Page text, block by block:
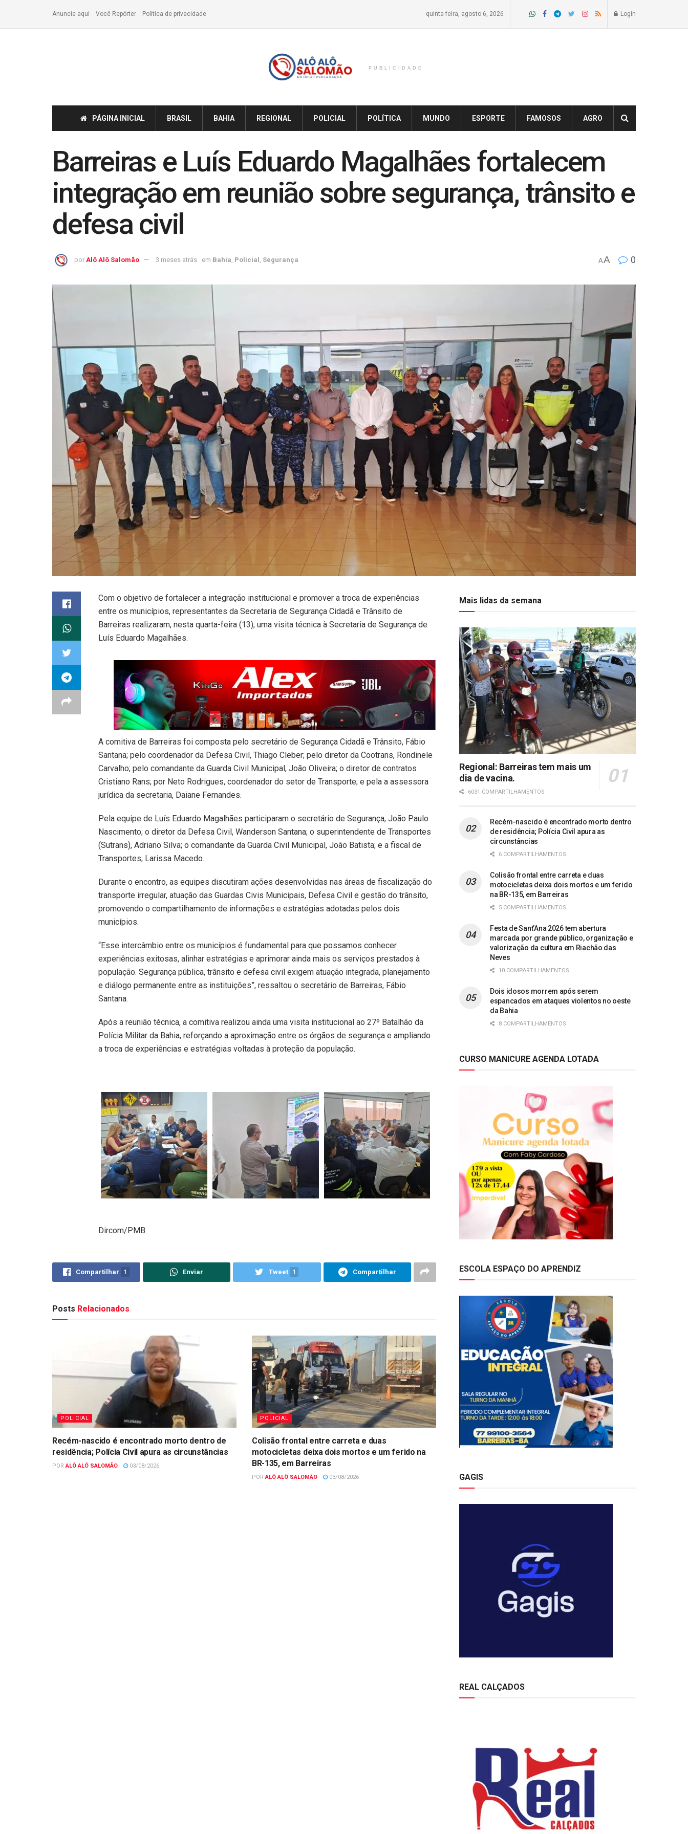
Anuncie aqui Você Repórter Política de privacidade quinta-feira, agosto 6, 2026 Login
PUBLICIDADE
PÁGINA INICIAL BRASIL BAHIA REGIONAL POLICIAL POLÍTICA MUNDO ESPORTE FAMOSOS AGRO
Barreiras e Luís Eduardo Magalhães fortalecem
integração em reunião sobre segurança, trânsito e
defesa civil
por Alô Alô Salomão 3 meses atrás em Bahia, Policial , Segurança AA 0
Com o objetivo de fortalecer a integração institucional e promover a troca de experiências
entre os municípios, representantes da Secretaria de Segurança Cidadã e Trânsito de
Barreiras realizaram, nesta quarta-feira (13), uma visita técnica à Secretaria de Segurança de
Luís Eduardo Magalhães.
A comitiva de Barreiras foi composta pelo secretário de Segurança Cidadã e Trânsito, Fábio
Santana; pelo coordenador da Defesa Civil, Thiago Cleber; pelo diretor da Cootrans, Rondinele
Carvalho; pelo comandante da Guarda Civil Municipal, João Oliveira; o diretor de contratos
Cristiano Rans; por Neto Rodrigues, coordenador do setor de Transporte; e pela a assessora
jurídica da secretaria, Daiane Fernandes.
Pela equipe de Luís Eduardo Magalhães participaram o secretário de Segurança, João Paulo
Nascimento; o diretor da Defesa Civil, Wanderson Santana; o superintendente de Transportes
(Sutrans), Adriano Silva; o comandante da Guarda Civil Municipal, João Batista; e a fiscal de
Transportes, Larissa Macedo.
Durante o encontro, as equipes discutiram ações desenvolvidas nas áreas de fiscalização do
transporte irregular, atuação das Guardas Civis Municipais, Defesa Civil e gestão do trânsito,
promovendo o compartilhamento de informações e estratégias adotadas pelos dois
municípios.
“Esse intercâmbio entre os municípios é fundamental para que possamos conhecer
experiências exitosas, alinhar estratégias e aprimorar ainda mais os serviços prestados à
população. Segurança pública, trânsito e defesa civil exigem atuação integrada, planejamento
e diálogo permanente entre as instituições”, ressaltou o secretário de Barreiras, Fábio
Santana.
Após a reunião técnica, a comitiva realizou ainda uma visita institucional ao 27º Batalhão da
Polícia Militar da Bahia, reforçando a aproximação entre os órgãos de segurança e ampliando
a troca de experiências e estratégias voltadas à proteção da população.
Dircom/PMB
Compartilhar 1 Enviar Tweet 1 Compartilhar
Posts Relacionados
POLICIAL
Recém-nascido é encontrado morto dentro de
residência; Polícia Civil apura as circunstâncias
POR ALÔ ALÔ SALOMÃO 03/08/2026
POLICIAL
Colisão frontal entre carreta e duas
motocicletas deixa dois mortos e um ferido na
BR-135, em Barreiras
POR ALÔ ALÔ SALOMÃO 03/08/2026
Mais lidas da semana
Regional: Barreiras tem mais um
dia de vacina.
6031 COMPARTILHAMENTOS
Recém-nascido é encontrado morto dentro
de residência; Polícia Civil apura as
circunstâncias
6 COMPARTILHAMENTOS
Colisão frontal entre carreta e duas
motocicletas deixa dois mortos e um ferido
na BR-135, em Barreiras
5 COMPARTILHAMENTOS
Festa de Sant’Ana 2026 tem abertura
marcada por grande público, organização e
valorização da cultura em Riachão das
Neves
10 COMPARTILHAMENTOS
Dois idosos morrem após serem
espancados em ataques violentos no oeste
da Bahia
8 COMPARTILHAMENTOS
CURSO MANICURE AGENDA LOTADA
ESCOLA ESPAÇO DO APRENDIZ
GAGIS
REAL CALÇADOS